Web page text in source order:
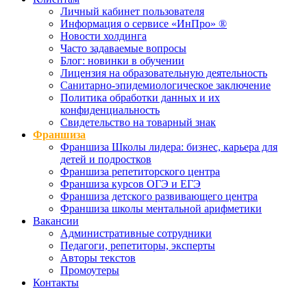
Личный кабинет пользователя
Информация о сервисе «ИнПро» ®
Новости холдинга
Часто задаваемые вопросы
Блог: новинки в обучении
Лицензия на образовательную деятельность
Санитарно-эпидемиологическое заключение
Политика обработки данных и их
конфиденциальность
Свидетельство на товарный знак
Франшиза
Франшиза Школы лидера: бизнес, карьера для
детей и подростков
Франшиза репетиторского центра
Франшиза курсов ОГЭ и ЕГЭ
Франшиза детского развивающего центра
Франшиза школы ментальной арифметики
Вакансии
Административные сотрудники
Педагоги, репетиторы, эксперты
Авторы текстов
Промоутеры
Контакты